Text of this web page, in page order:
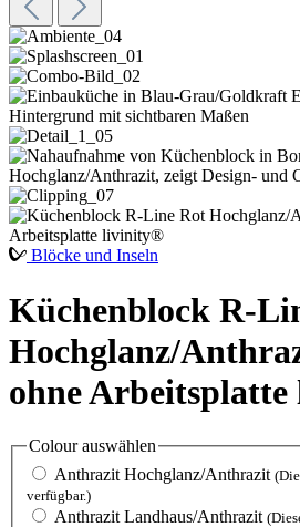
Blöcke und Inseln
Küchenblock R-
Hochglanz/
ohne
Colourauswählen
Anthrazit Hochglanz/Anthrazit
verfügbar.)
Anthrazit Landhaus/Anthrazit